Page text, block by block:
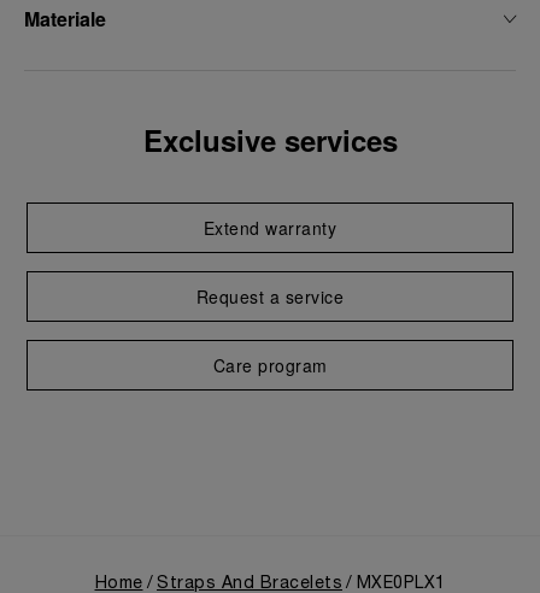
Materiale
Exclusive services
Extend warranty
Request a service
Care program
Home Straps And Bracelets MXE0PLX1